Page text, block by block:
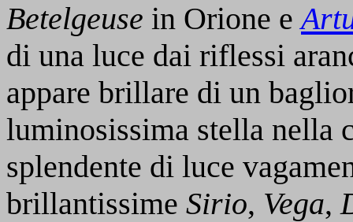
Betelgeuse in Orione e
di una luce dai riflessi
appare brillare di un
luminosissima stella nella
splendente di luce
brillantissime Sirio, Vega,